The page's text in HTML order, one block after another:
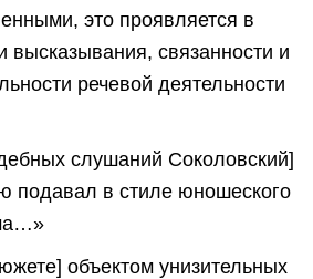
это проявляется в
высказывания, связанности и
речевой деятельности
слушаний Соколовский]
подавал в стиле юношеского
объектом унизительных